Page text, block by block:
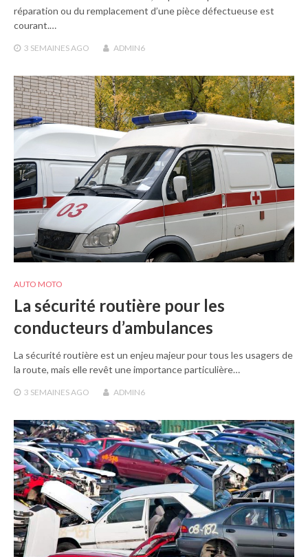
réparation ou du remplacement d’une pièce défectueuse est
courant.…
3 SEMAINES AGO ADMIN6
AUTO MOTO
La sécurité routière pour les
conducteurs d’ambulances
La sécurité routière est un enjeu majeur pour tous les usagers de
la route, mais elle revêt une importance particulière…
3 SEMAINES AGO ADMIN6